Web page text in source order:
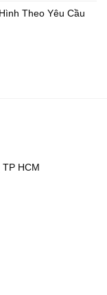
Theo Yêu Cầu
HCM